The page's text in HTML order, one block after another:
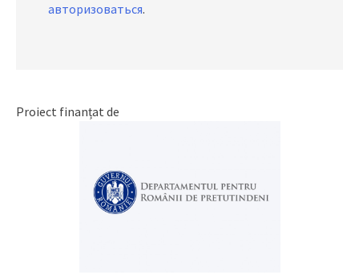
авторизоваться.
Proiect finanțat de